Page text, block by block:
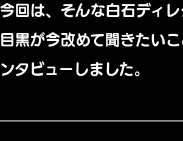
今回は、そんな白石ディ
目黒が今改めて聞きたい
ンタビューしました。